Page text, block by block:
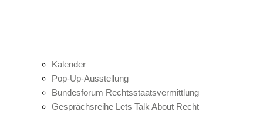
Kalender
Pop-Up-Ausstellung
Bundesforum Rechtsstaatsvermittlung
Gesprächsreihe Lets Talk About Recht